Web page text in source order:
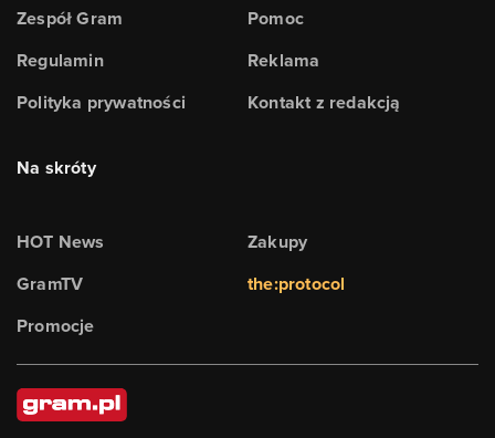
Zespół Gram
Regulamin
Polityka prywatności
Pomoc
Reklama
Kontakt z redakcją
Na skróty
HOT News
GramTV
Promocje
Zakupy
the:protocol